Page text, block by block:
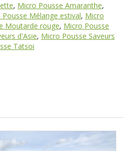
, Micro Pousse Amaranthe,
Pousse Mélange estival, Micro
Moutarde rouge, Micro Pousse
d'Asie, Micro Pousse Saveurs
Tatsoi